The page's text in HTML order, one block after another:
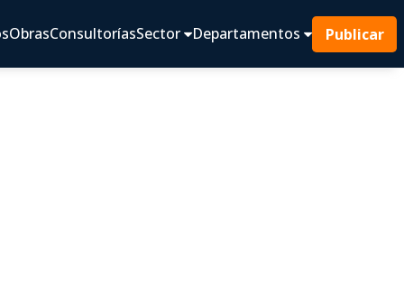
ObrasConsultoríasSector Departamentos Publicar